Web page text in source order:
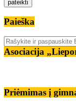
Paieška
Asociacija
Priėmimas į